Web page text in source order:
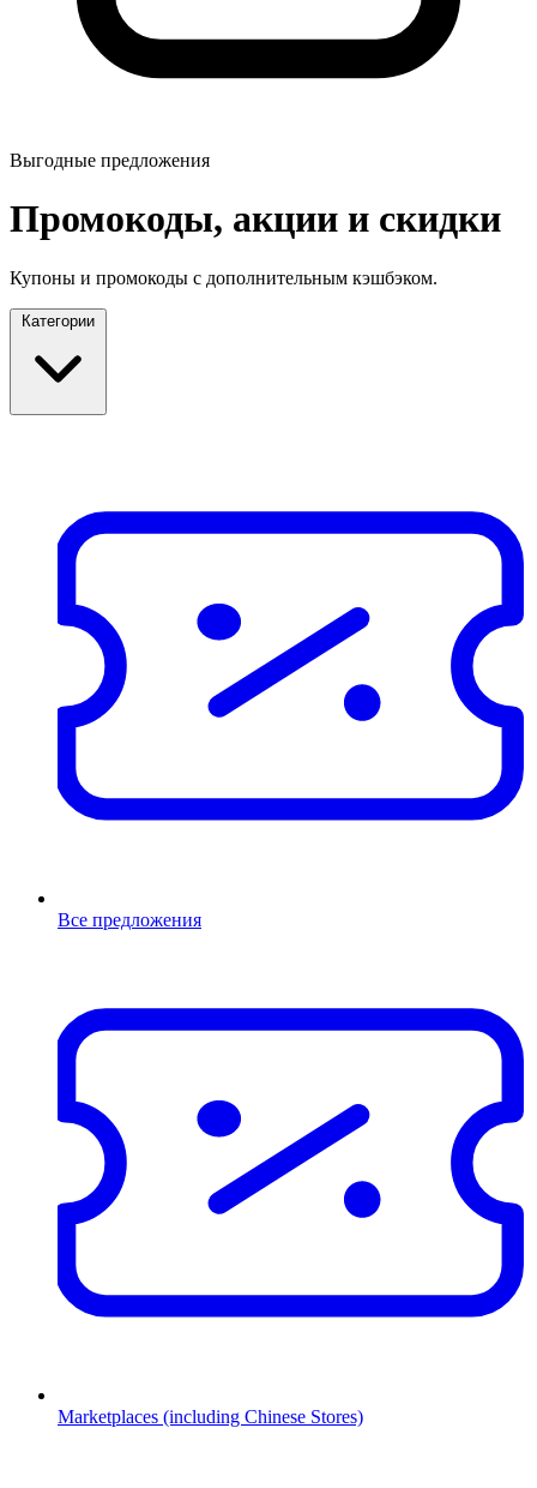
Выгодные предложения
Промокоды, акции и скидки
Купоны и промокоды с дополнительным кэшбэком.
Категории
Все предложения
Marketplaces (including Chinese Stores)